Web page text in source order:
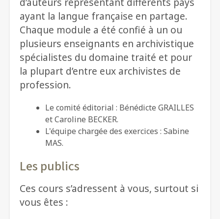
ayant la langue française en partage.
Chaque module a été confié à un ou
plusieurs enseignants en archivistique
spécialistes du domaine traité et pour
la plupart d’entre eux archivistes de
profession.
Le comité éditorial : Bénédicte GRAILLES
et Caroline BECKER.
L'équipe chargée des exercices : Sabine
MAS.
Les publics
Ces cours s’adressent à vous, surtout si
vous êtes :